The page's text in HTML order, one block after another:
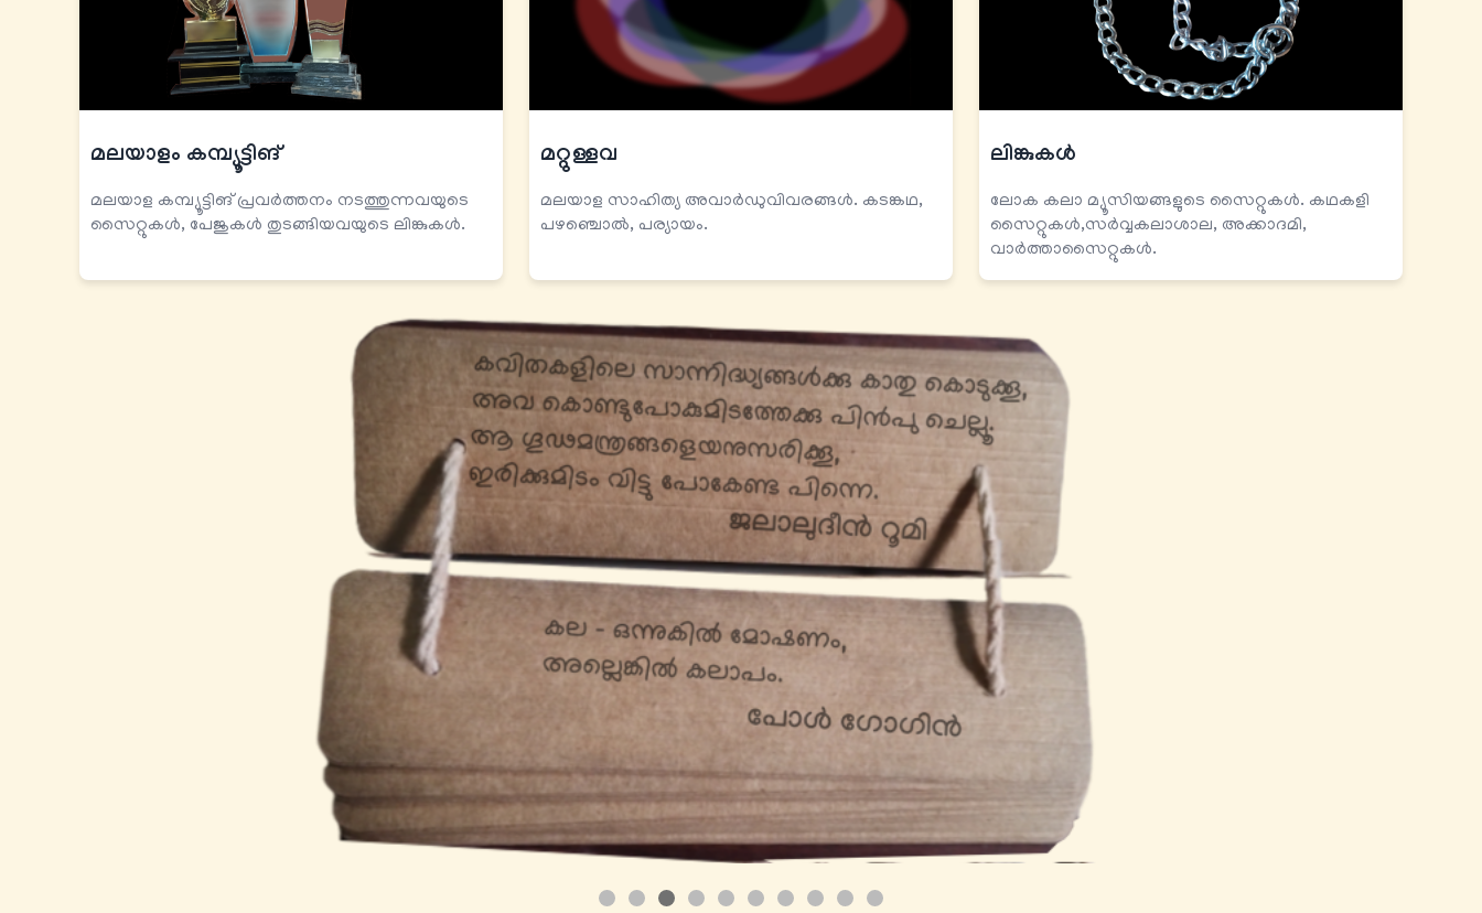
മലയാളം കമ്പ്യൂട്ടിങ്
മലയാള കമ്പ്യൂട്ടിങ് പ്രവര്‍ത്തനം നടത്തുന്നവയുടെ
സൈറ്റുകള്‍, പേജുകള്‍ തുടങ്ങിയവയുടെ ലിങ്കുകള്‍.
മറ്റുള്ളവ
മലയാള സാഹിത്യ അവാർഡുവിവരങ്ങൾ. കടങ്കഥ,
പഴഞ്ചൊൽ, പര്യായം.
ലിങ്കുകള്‍
ലോക കലാ മ്യൂസിയങ്ങളുടെ സൈറ്റുകൾ. കഥകളി
സൈറ്റുകൾ,സർവ്വകലാശാല, അക്കാദമി,
വാർത്താസൈറ്റുകൾ.